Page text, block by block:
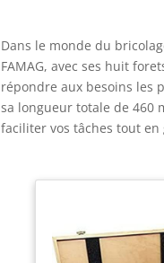
Dans le monde du
FAMAG, avec ses huit
répondre aux besoins les
sa longueur totale de 460
faciliter vos tâches tout